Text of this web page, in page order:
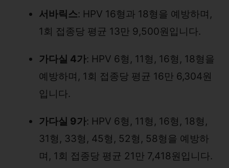
서바릭스: HPV 16형과 18형을 예방하며,
1회 접종당 평균 13만 9,500원입니다.
가다실 4가: HPV 6형, 11형, 16형, 18형을
예방하며, 1회 접종당 평균 16만 6,304원
입니다.
가다실 9가: HPV 6형, 11형, 16형, 18형,
31형, 33형, 45형, 52형, 58형을 예방하
며, 1회 접종당 평균 21만 7,418원입니다.